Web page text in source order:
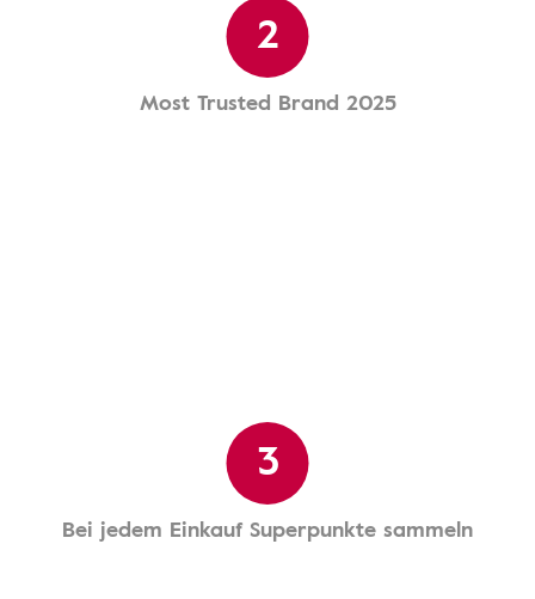
2
Most Trusted Brand 2025
3
Bei jedem Einkauf Superpunkte sammeln